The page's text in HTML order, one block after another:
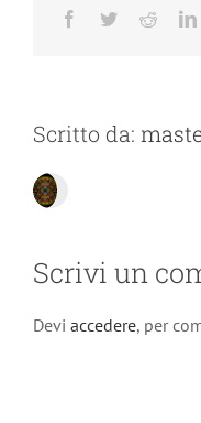
Facebook
TwitterReddit
Scritto da:
Scrivi un
Devi accedere, per